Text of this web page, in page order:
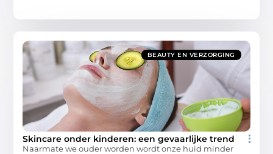
BEAUTY EN VERZORGING
Skincare onder kinderen: een gevaarlijke trend
Naarmate we ouder worden wordt onze huid minder